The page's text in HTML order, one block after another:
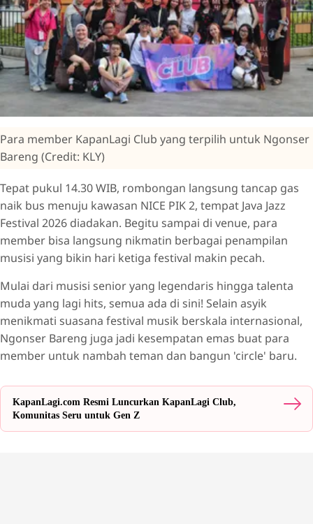
Para member KapanLagi Club yang terpilih untuk Ngonser
Bareng (Credit: KLY)
Tepat pukul 14.30 WIB, rombongan langsung tancap gas
naik bus menuju kawasan NICE PIK 2, tempat Java Jazz
Festival 2026 diadakan. Begitu sampai di venue, para
member bisa langsung nikmatin berbagai penampilan
musisi yang bikin hari ketiga festival makin pecah.
Mulai dari musisi senior yang legendaris hingga talenta
muda yang lagi hits, semua ada di sini! Selain asyik
menikmati suasana festival musik berskala internasional,
Ngonser Bareng juga jadi kesempatan emas buat para
member untuk nambah teman dan bangun 'circle' baru.
KapanLagi.com Resmi Luncurkan KapanLagi Club,
Komunitas Seru untuk Gen Z